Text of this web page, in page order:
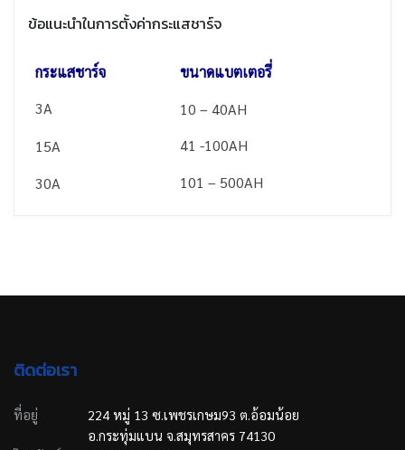
ข้อแนะนำในการตั้งค่ากระแสชาร์จ
กระแสชาร์จ
ขนาดแบตเตอรี่
3A
10 – 40AH
15A
41 -100AH
30A
101 – 500AH
ติดต่อเรา
ที่อยู่
224 หมู่ 13 ซ.เพชรเกษม93 ต.อ้อมน้อย
อ.กระทุ่มแบน จ.สมุทรสาคร 74130